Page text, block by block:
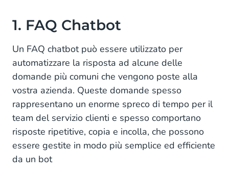
1. FAQ Chatbot
Tipi di FAQ Chatbots
Use Case di FAQ Chatbot: Missguided
2. Chatbot di verifica
Vantaggi dei chatbot di verifica
Use case: Coca Cola
1. FAQ Chatbot
Un FAQ chatbot può essere utilizzato per
automatizzare la risposta ad alcune delle
domande più comuni che vengono poste alla
vostra azienda. Queste domande spesso
rappresentano un enorme spreco di tempo per il
team del servizio clienti e spesso comportano
risposte ripetitive, copia e incolla, che possono
essere gestite in modo più semplice ed efficiente
da un bot